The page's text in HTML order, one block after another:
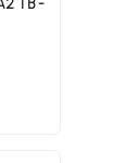
TB -